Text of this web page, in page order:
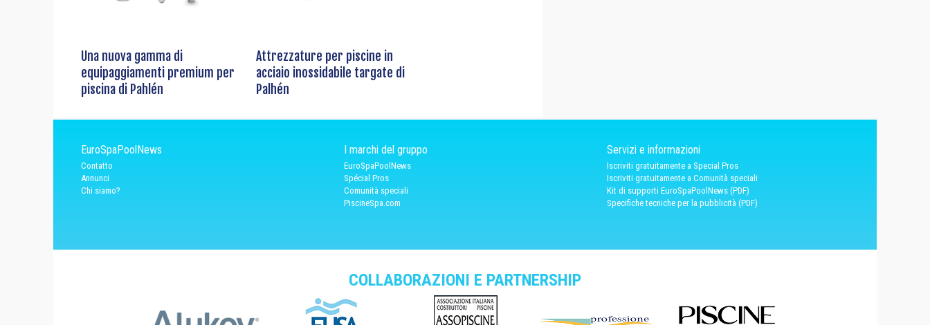
Una nuova gamma di
equipaggiamenti premium per
piscina di Pahlén
Attrezzature per piscine in
acciaio inossidabile targate di
Palhén
EuroSpaPoolNews
Contatto
Annunci
Chi siamo?
I marchi del gruppo
EuroSpaPoolNews
Spécial Pros
Comunità speciali
PiscineSpa.com
Servizi e informazioni
Iscriviti gratuitamente a Special Pros
Iscriviti gratuitamente a Comunità speciali
Kit di supporti EuroSpaPoolNews (PDF)
Specifiche tecniche per la pubblicità (PDF)
COLLABORAZIONI E PARTNERSHIP